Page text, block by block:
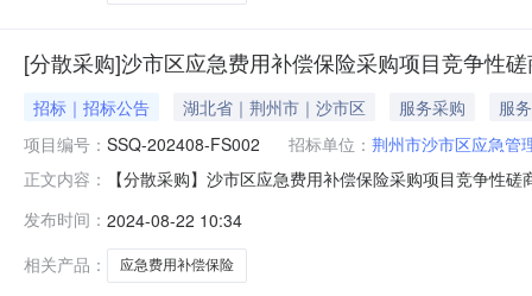
[分散采购]沙市区应急费用补偿保险采购项目竞争性
招标｜招标公告 湖北省｜荆州市｜沙市区 服务采购
服务
项目编号： SSQ-202408-FS002 招标单位： 荆州市沙市区应急管
正文内容：
【分散采购】沙市区应急费用补偿保险采购项目竞争性
竞争性磋商5、预算金额:100万元6、最高限价:100万元7
发布时间： 2024-08-22 10:34
相关产品：
应急费用补偿保险